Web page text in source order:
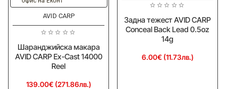
AVID CARP
Шаранджийска макара
AVID CARP Ex-Cast 14000
Reel
139.00€ (271.86лв.)
Задна тежест AVID CARP
Conceal Back Lead 0.5oz
14g
6.00€ (11.73лв.)